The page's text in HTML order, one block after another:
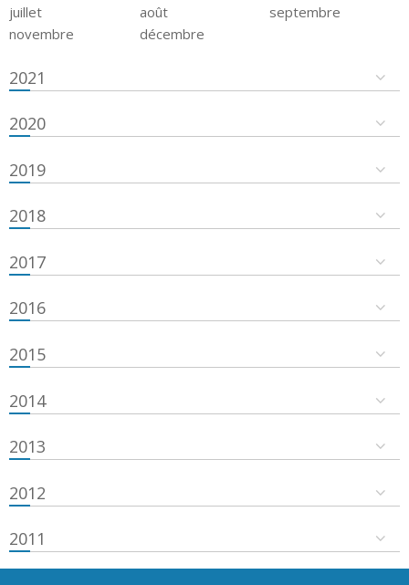
juillet
août
septembre
novembre
décembre
2021
2020
2019
2018
2017
2016
2015
2014
2013
2012
2011